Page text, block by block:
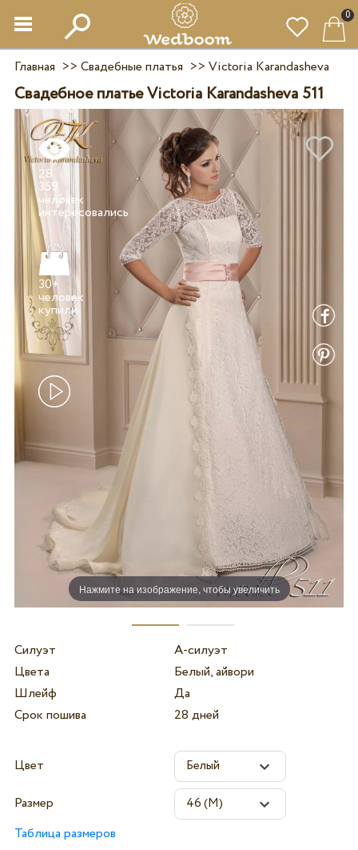
0
Главная >> Свадебные платья >> Victoria Karandasheva
Свадебное платье Victoria Karandasheva 511
Нажмите на изображение, чтобы увеличить
28
359
человек
30+
человек
Силуэт
А-силуэт
Цвета
Белый, айвори
Шлейф
Да
Срок пошива
28 дней
Цвет
Размер
Таблица размеров